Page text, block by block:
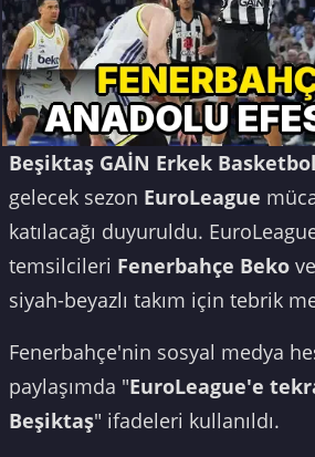
Beşiktaş GAİN Erkek Basketbol
gelecek sezon EuroLeague
katılacağı duyuruldu.
temsilcileri Fenerbahçe Beko ve
siyah-beyazlı takım için tebrik
Fenerbahçe'nin sosyal medya
paylaşımda "EuroLeague'e
Beşiktaş" ifadeleri kullanıldı.